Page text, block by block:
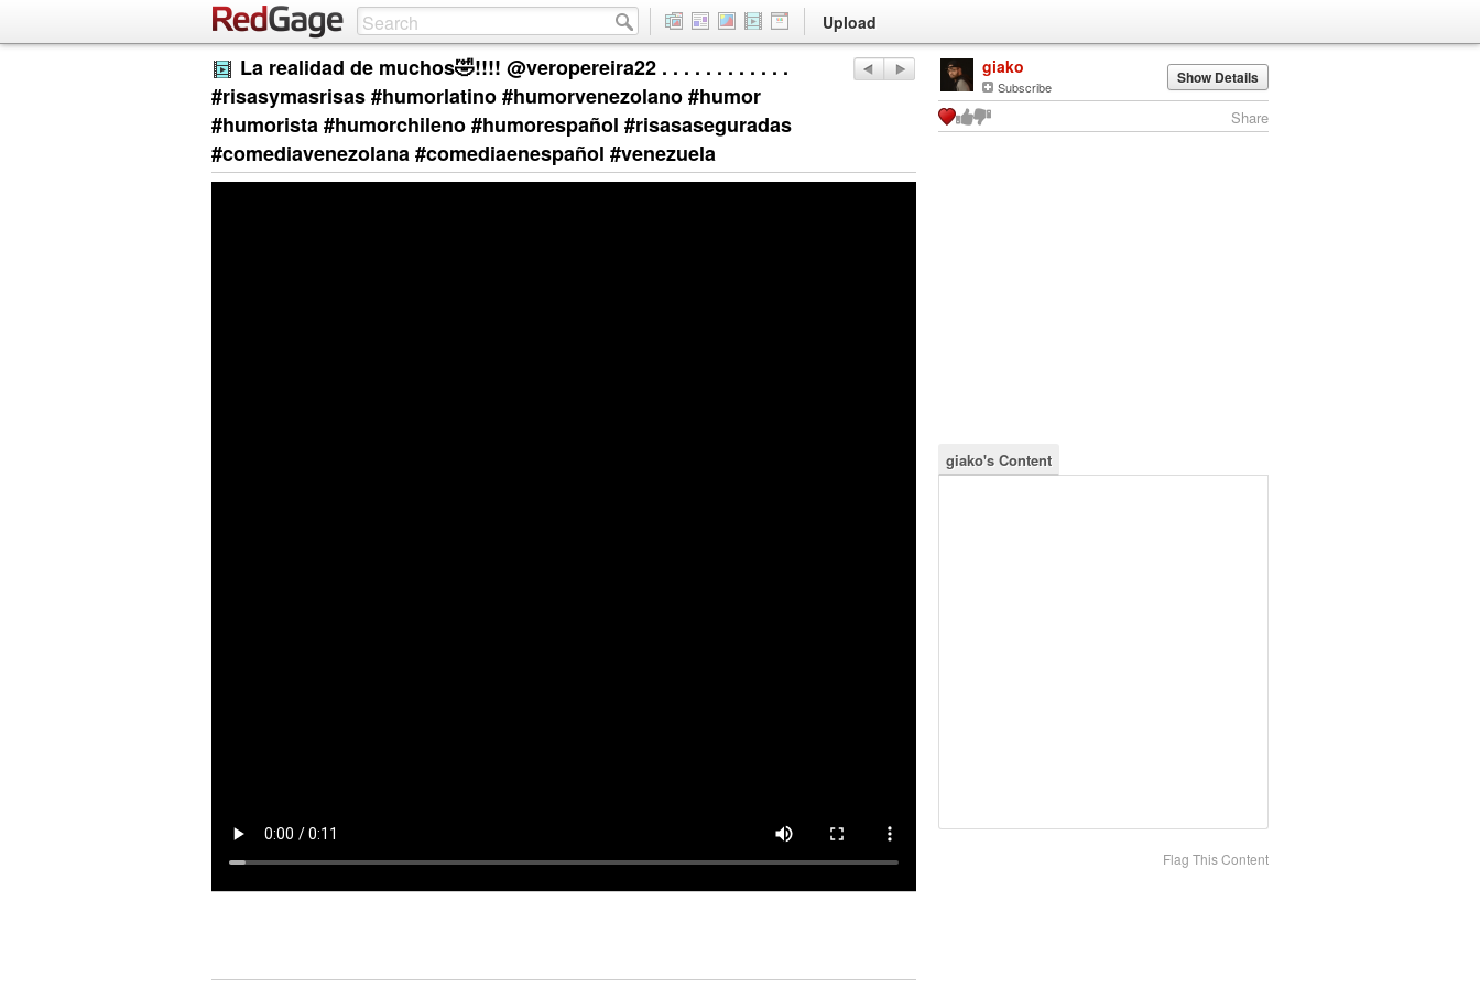
Upload
La realidad de muchos🤣!!!! @veropereira22 . . . . . . . . . . . .
#risasymasrisas #humorlatino #humorvenezolano #humor
#humorista #humorchileno #humorespañol #risasaseguradas
#comediavenezolana #comediaenespañol #venezuela
giako
Subscribe Show Details
Share
giako's Content
Flag This Content